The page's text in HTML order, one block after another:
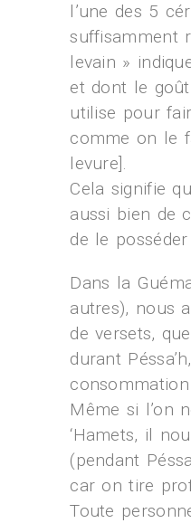
l’une des 5
suffisamment
levain »
et dont le goût
utilise pour
comme on le
levure].
Cela signifie
aussi bien de
de le posséder
Dans la
autres), nous
de versets,
durant
Même si l’on
‘Hamets, il
(pendant
car on tire
Toute